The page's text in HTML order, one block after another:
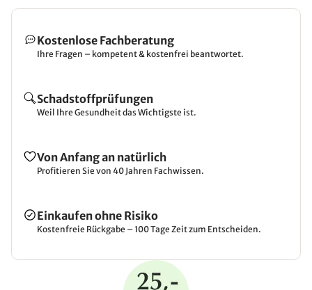
Kostenlose Fachberatung
Ihre Fragen – kompetent & kostenfrei beantwortet.
Schadstoffprüfungen
Weil Ihre Gesundheit das Wichtigste ist.
Von Anfang an natürlich
Profitieren Sie von 40 Jahren Fachwissen.
Einkaufen ohne Risiko
Kostenfreie Rückgabe – 100 Tage Zeit zum Entscheiden.